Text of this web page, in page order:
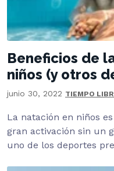
Beneficios de
niños (y otros
junio 30, 2022 TIEMPO
La natación en niños
gran activación sin un
uno de los deportes